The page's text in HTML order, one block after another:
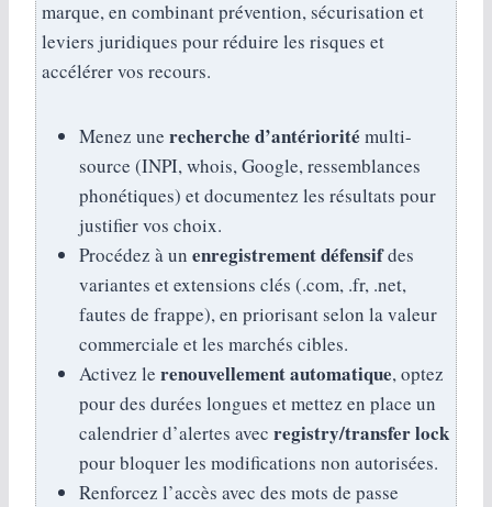
marque, en combinant prévention, sécurisation et
leviers juridiques pour réduire les risques et
accélérer vos recours.
Menez une recherche d’antériorité multi-
source (INPI, whois, Google, ressemblances
phonétiques) et documentez les résultats pour
justifier vos choix.
Procédez à un enregistrement défensifdes
variantes et extensions clés (.com, .fr, .net,
fautes de frappe), en priorisant selon la valeur
commerciale et les marchés cibles.
Activez le renouvellement automatique, optez
pour des durées longues et mettez en place un
calendrier d’alertes avec registry/transfer lock
pour bloquer les modifications non autorisées.
Renforcez l’accès avec des mots de passe